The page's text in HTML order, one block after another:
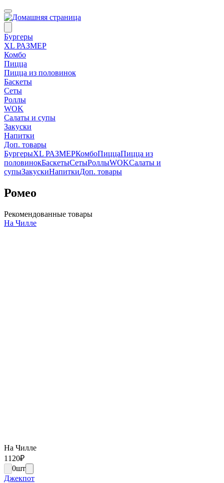
Бургеры
ХL РАЗМЕР
Комбо
Пицца
Пицца из половинок
Баскеты
Сеты
Роллы
WOK
Салаты и супы
Закуски
Напитки
Доп. товары
БургерыХL РАЗМЕРКомбоПиццаПицца из
половинокБаскетыСетыРоллыWOKСалаты и
супыЗакускиНапиткиДоп. товары
Ромео
Рекомендованные товары
На Чилле
На Чилле
1120₽
0шт
Джекпот